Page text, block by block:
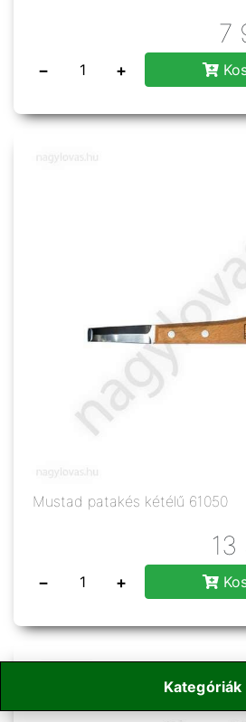
Kategóriák
7
− +
Mustad patakés kétélű 61050
13
− +